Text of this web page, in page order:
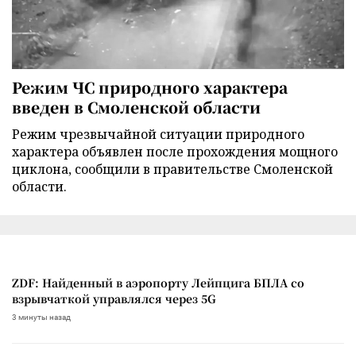
Режим ЧС природного характера
введен в Смоленской области
Режим чрезвычайной ситуации природного
характера объявлен после прохождения мощного
циклона, сообщили в правительстве Смоленской
области.
ZDF: Найденный в аэропорту Лейпцига БПЛА со
взрывчаткой управлялся через 5G
3 минуты назад